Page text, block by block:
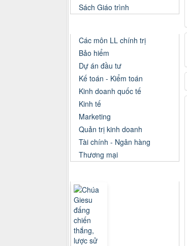
Sách Giáo trình
Các môn LL chính trị
Bảo hiểm
Dự án đầu tư
Kế toán - Kiểm toán
Kinh doanh quốc tế
Kinh tế
Marketing
Quản trị kinh doanh
Tài chính - Ngân hàng
Thương mại